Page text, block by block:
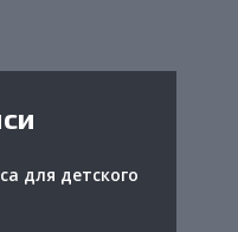
для детского